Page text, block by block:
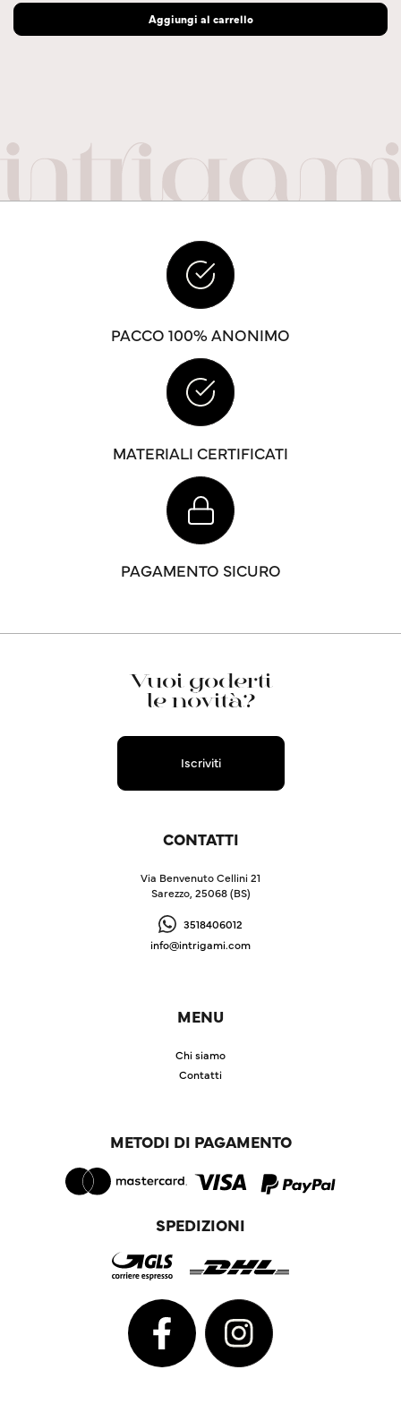
Aggiungi al carrello
PACCO 100% ANONIMO
MATERIALI CERTIFICATI
PAGAMENTO SICURO
Vuoi goderti
le novità?
Iscriviti
CONTATTI
Via Benvenuto Cellini 21
Sarezzo, 25068 (BS)
3518406012
info@intrigami.com
MENU
Chi siamo
Contatti
METODI DI PAGAMENTO
SPEDIZIONI